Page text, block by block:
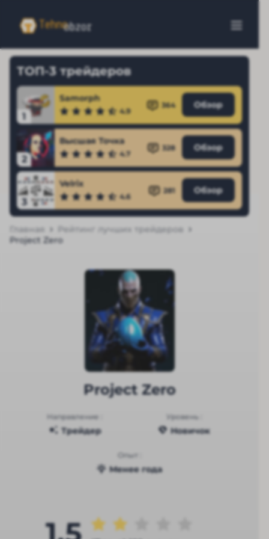
ТОП-3 трейдеров
1
Samorph
4.9
364 Обзор
2
Высшая Точка
4.7
328 Обзор
3
Velrix
4.6
281 Обзор
Главная
Рейтинг лучших трейдеров
Project Zero
Project Zero
Направление :
Трейдер
Уровень :
Новичок
Опыт :
Менее года